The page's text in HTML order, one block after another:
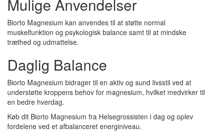
Mulige Anvendelser
Biorto Magnesium kan anvendes til at støtte normal
muskelfunktion og psykologisk balance samt til at mindske
træthed og udmattelse.
Daglig Balance
Biorto Magnesium bidrager til en aktiv og sund livsstil ved at
understøtte kroppens behov for magnesium, hvilket medvirker til
en bedre hverdag.
Køb dit Biorto Magnesium fra Helsegrossisten i dag og oplev
fordelene ved et afbalanceret energiniveau.